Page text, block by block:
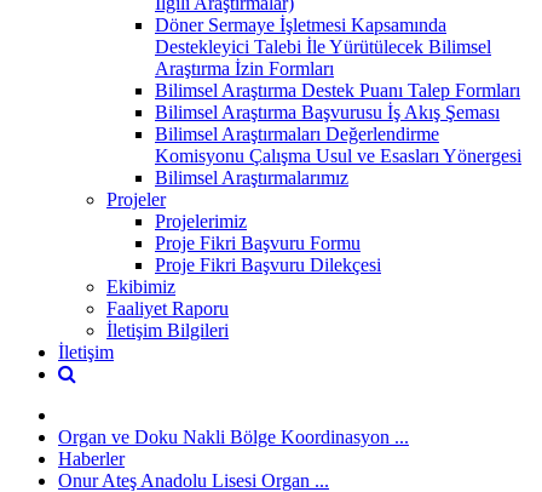
Döner Sermaye İşletmesi Kapsamında
Destekleyici Talebi İle Yürütülecek Bilimsel
Araştırma İzin Formları
Bilimsel Araştırma Destek Puanı Talep Formları
Bilimsel Araştırma Başvurusu İş Akış Şeması
Bilimsel Araştırmaları Değerlendirme
Komisyonu Çalışma Usul ve Esasları Yönergesi
Bilimsel Araştırmalarımız
Projeler
Projelerimiz
Proje Fikri Başvuru Formu
Proje Fikri Başvuru Dilekçesi
Ekibimiz
Faaliyet Raporu
İletişim Bilgileri
İletişim
Organ ve Doku Nakli Bölge Koordinasyon ...
Haberler
Onur Ateş Anadolu Lisesi Organ ...